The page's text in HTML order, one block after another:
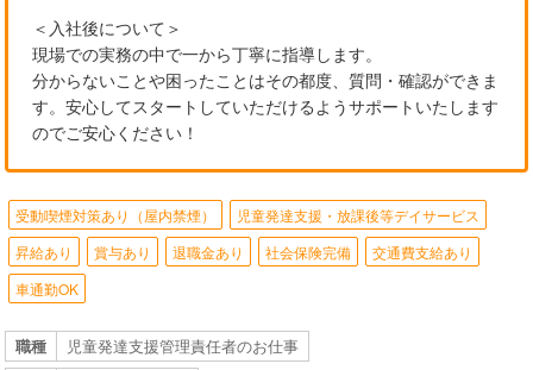
＜入社後について＞
現場での実務の中で一から丁寧に指導します。
分からないことや困ったことはその都度、質問・確認ができま
す。安心してスタートしていただけるようサポートいたします
のでご安心ください！
受動喫煙対策あり（屋内禁煙）
児童発達支援・放課後等デイサービス
昇給あり
賞与あり 退職金あり 社会保険完備
交通費支給あり
車通勤OK
職種
児童発達支援管理責任者のお仕事